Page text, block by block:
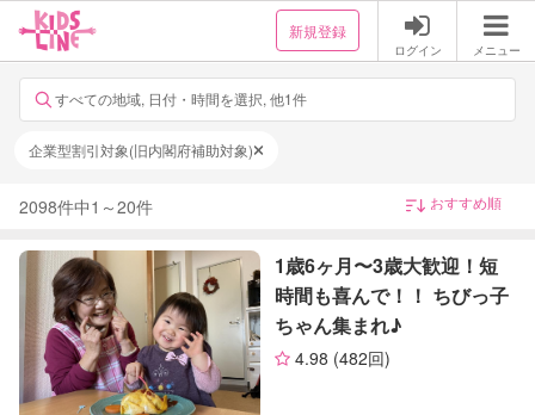
新規登録
ログイン メニュー
すべての地域, 日付・時間を選択, 他1件
企業型割引対象(旧内閣府補助対象)
2098件中1 ～20件
1歳6ヶ月〜3歳大歓迎！短
時間も喜んで！！ ちびっ子
ちゃん集まれ♪
4.98 (482回)